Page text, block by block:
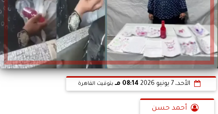
الأحد، 7 يونيو 2026 08:14 مـ بتوقيت القاهرة
أحمد حسن